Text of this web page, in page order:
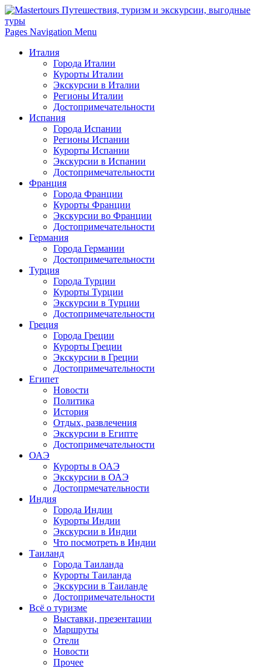
Pages Navigation Menu
Италия
Города Италии
Курорты Италии
Экскурсии в Италии
Регионы Италии
Достопримечательности
Испания
Города Испании
Регионы Испании
Курорты Испании
Экскурсии в Испании
Достопримечательности
Франция
Города Франции
Курорты Франции
Экскурсии во Франции
Достопримечательности
Германия
Города Германии
Достопримечательности
Турция
Города Турции
Курорты Турции
Экскурсии в Турции
Достопримечательности
Греция
Города Греции
Курорты Греции
Экскурсии в Греции
Достопримечательности
Египет
Новости
Политика
История
Отдых, развлечения
Экскурсии в Египте
Достопримечательности
ОАЭ
Курорты в ОАЭ
Экскурсии в ОАЭ
Достопрмечательности
Индия
Города Индии
Курорты Индии
Экскурсии в Индии
Что посмотреть в Индии
Таиланд
Города Таиланда
Курорты Таиланда
Экскурсии в Таиланде
Достопримечательности
Всё о туризме
Выставки, презентации
Маршруты
Отели
Новости
Прочее